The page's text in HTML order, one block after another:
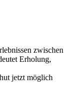
zwischen
Erholung,